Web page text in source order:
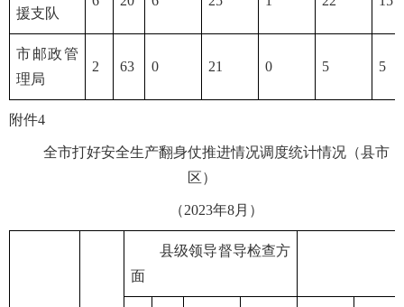
援支队
市邮政管
理局
2 63 0 21 0 5 5
附件4
全市打好安全生产翻身仗推进情况调度统计情况（县市
区）
（2023年8月）
县级领导督导检查方
面